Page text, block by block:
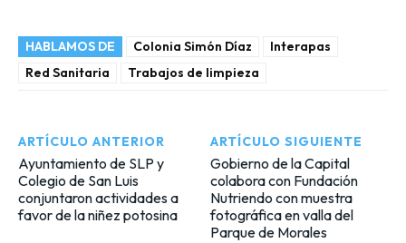
HABLAMOS DE Colonia Simón Díaz
Interapas
Red Sanitaria
Trabajos de limpieza
ARTÍCULO ANTERIOR
Ayuntamiento de SLP y
Colegio de San Luis
conjuntaron actividades a
favor de la niñez potosina
ARTÍCULO SIGUIENTE
Gobierno de la Capital
colabora con Fundación
Nutriendo con muestra
fotográfica en valla del
Parque de Morales